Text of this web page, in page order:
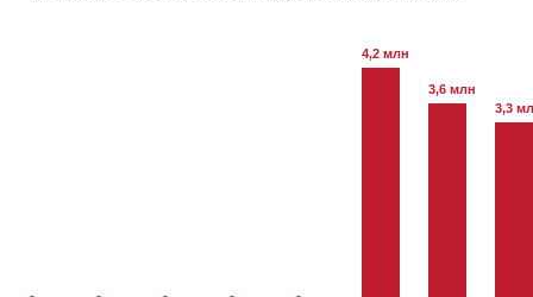
4,2 млн
3,6 млн
3,3